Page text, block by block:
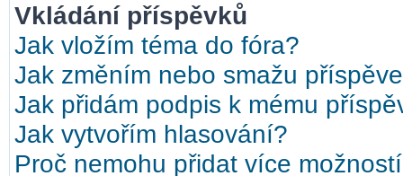
Vkládání příspěvků
Jak vložím téma do fóra?
Jak změním nebo smažu
Jak přidám podpis k mému
Jak vytvořím hlasování?
Proč nemohu přidat více